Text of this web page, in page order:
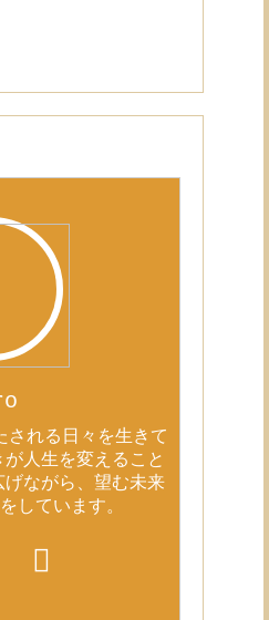
される日々を生きて
人生を変えること
ながら、望む未来
しています。